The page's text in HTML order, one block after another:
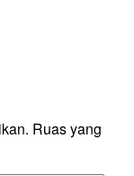
Ruas yang